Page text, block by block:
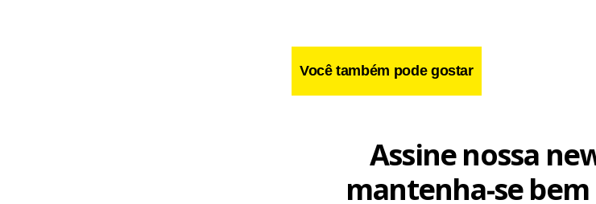
Você também pode gostar
Assine nossa
mantenha-se